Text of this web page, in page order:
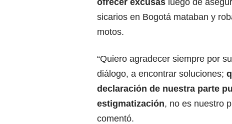
ofrecer excusas luego de
sicarios en Bogotá mataban y
motos.
“Quiero agradecer siempre por
diálogo, a encontrar soluciones;
declaración de nuestra parte
estigmatización, no es nuestro
comentó.